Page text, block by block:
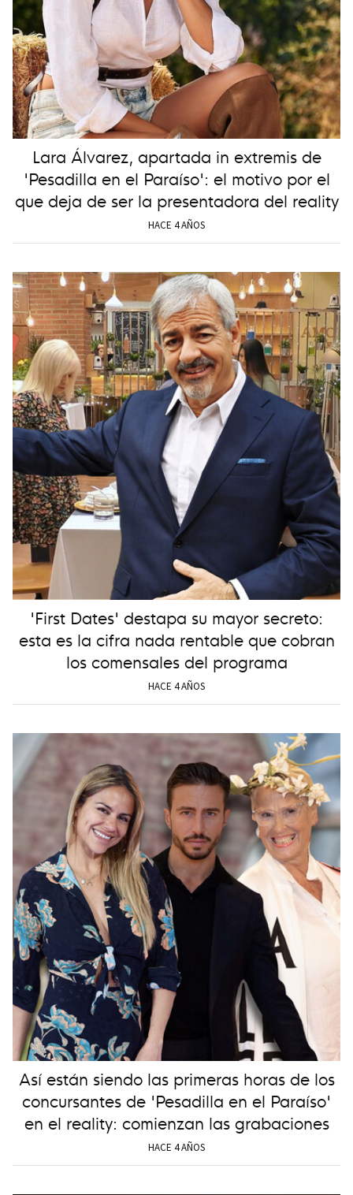
Lara Álvarez, apartada in extremis de
'Pesadilla en el Paraíso': el motivo por el
que deja de ser la presentadora del reality
HACE 4 AÑOS
'First Dates' destapa su mayor secreto:
esta es la cifra nada rentable que cobran
los comensales del programa
HACE 4 AÑOS
Así están siendo las primeras horas de los
concursantes de 'Pesadilla en el Paraíso'
en el reality: comienzan las grabaciones
HACE 4 AÑOS